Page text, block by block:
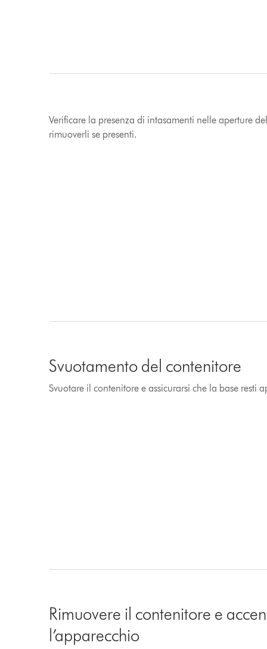
Verificare la presenza di intasamenti nelle aperture
rimuoverli se presenti.
Svuotamento del contenitore
Svuotare il contenitore e assicurarsi che la base resti
Rimuovere il contenitore e
l’apparecchio